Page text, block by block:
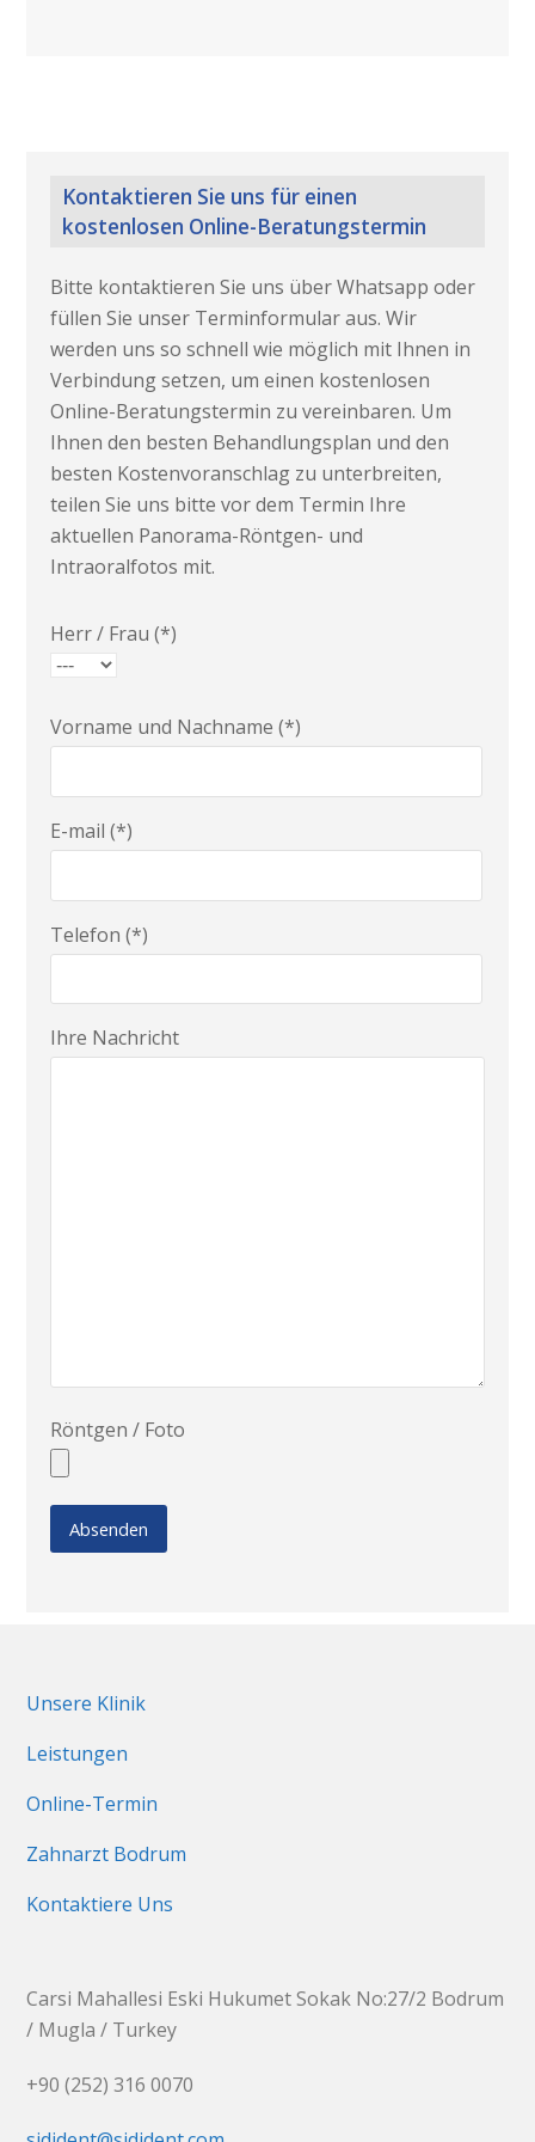
Kontaktieren Sie uns für einen
kostenlosen Online-Beratungstermin
Bitte kontaktieren Sie uns über Whatsapp oder
füllen Sie unser Terminformular aus. Wir
werden uns so schnell wie möglich mit Ihnen in
Verbindung setzen, um einen kostenlosen
Online-Beratungstermin zu vereinbaren. Um
Ihnen den besten Behandlungsplan und den
besten Kostenvoranschlag zu unterbreiten,
teilen Sie uns bitte vor dem Termin Ihre
aktuellen Panorama-Röntgen- und
Intraoralfotos mit.
Herr / Frau (*)
Vorname und Nachname (*)
E-mail (*)
Telefon (*)
Ihre Nachricht
Röntgen / Foto
Unsere Klinik
Leistungen
Online-Termin
Zahnarzt Bodrum
Kontaktiere Uns
Carsi Mahallesi Eski Hukumet Sokak No:27/2 Bodrum
/ Mugla / Turkey
+90 (252) 316 0070